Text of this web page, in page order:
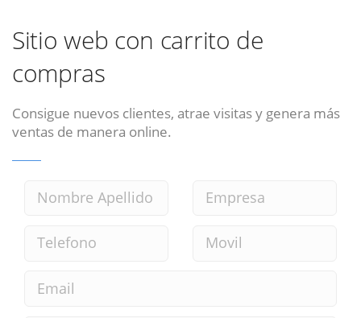
Sitio web con carrito de
compras
Consigue nuevos clientes, atrae visitas y genera más
ventas de manera online.